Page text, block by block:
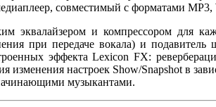
совместимый с форматами
эквалайзером и компрессором для
при передаче вокала) и
эффекта Lexicon FX:
изменения настроек Show/Snapshot в
музыкантами.